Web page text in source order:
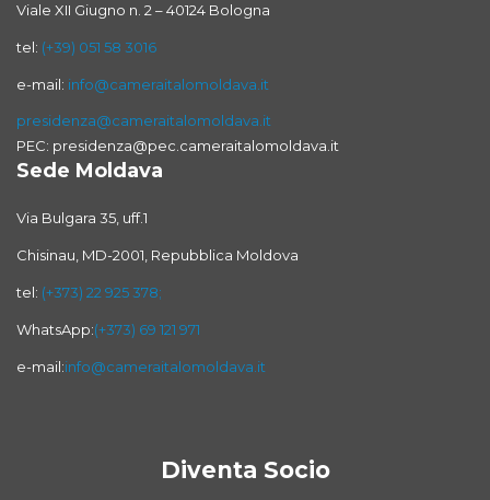
Viale XII Giugno n. 2 – 40124 Bologna
tel: (+39) 051 58 3016
e-mail: info@cameraitalomoldava.it
presidenza@cameraitalomoldava.it
PEC: presidenza@pec.cameraitalomoldava.it
Sede Moldava
Via Bulgara 35, uff.1
Chisinau, MD-2001, Repubblica Moldova
tel: (+373) 22 925 378;
WhatsApp:(+373) 69 121 971
e-mail:info@cameraitalomoldava.it
Diventa Socio